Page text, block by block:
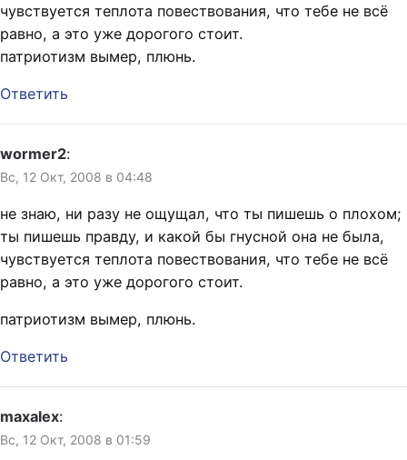
чувствуется теплота повествования, что тебе не всё
равно, а это уже дорогого стоит.
патриотизм вымер, плюнь.
Ответить
wormer2:
Вс, 12 Окт, 2008 в 04:48
не знаю, ни разу не ощущал, что ты пишешь о плохом;
ты пишешь правду, и какой бы гнусной она не была,
чувствуется теплота повествования, что тебе не всё
равно, а это уже дорогого стоит.
патриотизм вымер, плюнь.
Ответить
maxalex:
Вс, 12 Окт, 2008 в 01:59